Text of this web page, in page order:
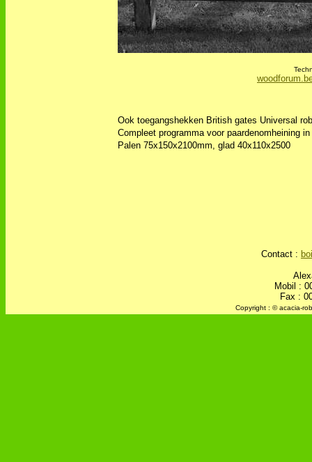
Ook toegangshekken British gates Universal
Compleet programma voor paardenomheining
Palen 75x150x2100mm, glad 40x110x2500
Contact :
Mobil :
Fax :
Copyright : © acacia-